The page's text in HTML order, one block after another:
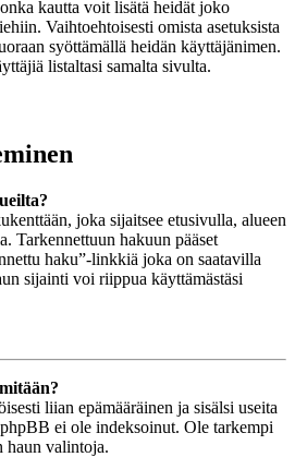
kautta voit lisätä heidät joko
Vaihtoehtoisesti omista asetuksista
syöttämällä heidän käyttäjänimen.
listaltasi samalta sivulta.
joka sijaitsee etusivulla, alueen
Tarkennettuun hakuun pääset
haku”-linkkiä joka on saatavilla
sijainti voi riippua käyttämästäsi
liian epämääräinen ja sisälsi useita
ei ole indeksoinut. Ole tarkempi
haun valintoja.